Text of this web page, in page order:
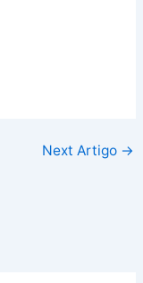
Next Artigo →